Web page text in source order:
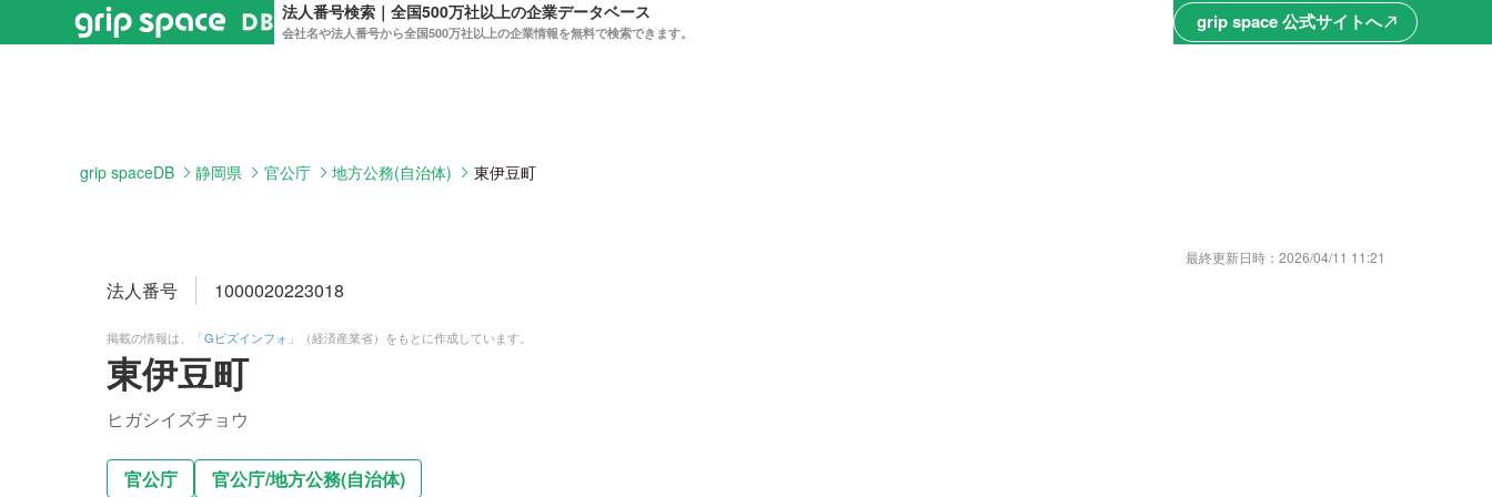
法人番号検索｜全国500万社以上の企業データベース
会社名や法人番号から全国500万社以上の企業情報を無料で検索できます。 grip space 公式サイトへnorth_east
grip spaceDB 静岡県 官公庁 地方公務(自治体) 東伊豆町
最終更新日時： 2026/04/11 11:21
法人番号 1000020223018
掲載の情報は、「Gビズインフォ 」（経済産業省）をもとに作成しています。
東伊豆町
ヒガシイズチョウ
官公庁 官公庁/地方公務(自治体)